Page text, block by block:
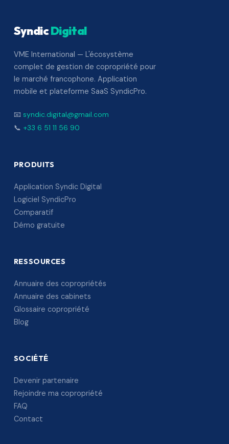
SyndicDigital
VME International — L'écosystème
complet de gestion de copropriété pour
le marché francophone. Application
mobile et plateforme SaaS SyndicPro.
📧 syndic.digital@gmail.com
📞 +33 6 51 11 56 90
PRODUITS
Application Syndic Digital
Logiciel SyndicPro
Comparatif
Démo gratuite
RESSOURCES
Annuaire des copropriétés
Annuaire des cabinets
Glossaire copropriété
Blog
SOCIÉTÉ
Devenir partenaire
Rejoindre ma copropriété
FAQ
Contact